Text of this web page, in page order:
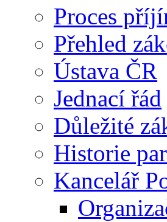
Proces
Přehled
Ústava ČR
Jednací řád
Důležité
Historie
Kancelář